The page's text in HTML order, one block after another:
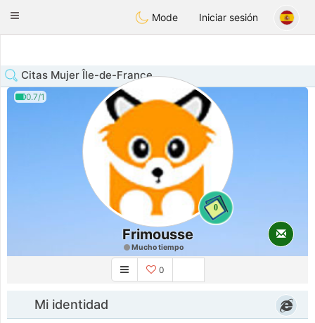
Animour
Toggle
Mode Iniciar sesión
Citas Mujer Île-de-France
0.7/1
0
Frimousse
Mucho tiempo
0
Mi identidad